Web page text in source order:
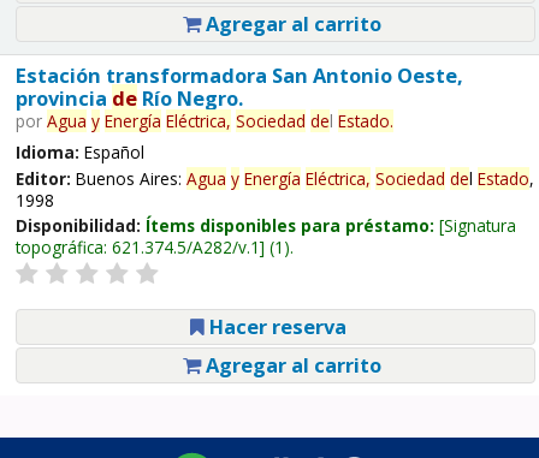
Agregar al carrito
Estación transformadora San Antonio Oeste,
provincia deRío Negro.
por Agua y Energía Eléctrica, Sociedad del Estado.
Idioma: Español
Editor: Buenos Aires: Agua y Energía Eléctrica, Sociedad del Estado,
1998
Disponibilidad: Ítems disponibles para préstamo: Signatura
topográfica: 621.374.5/A282/v.1 (1).
Hacer reserva
Agregar al carrito